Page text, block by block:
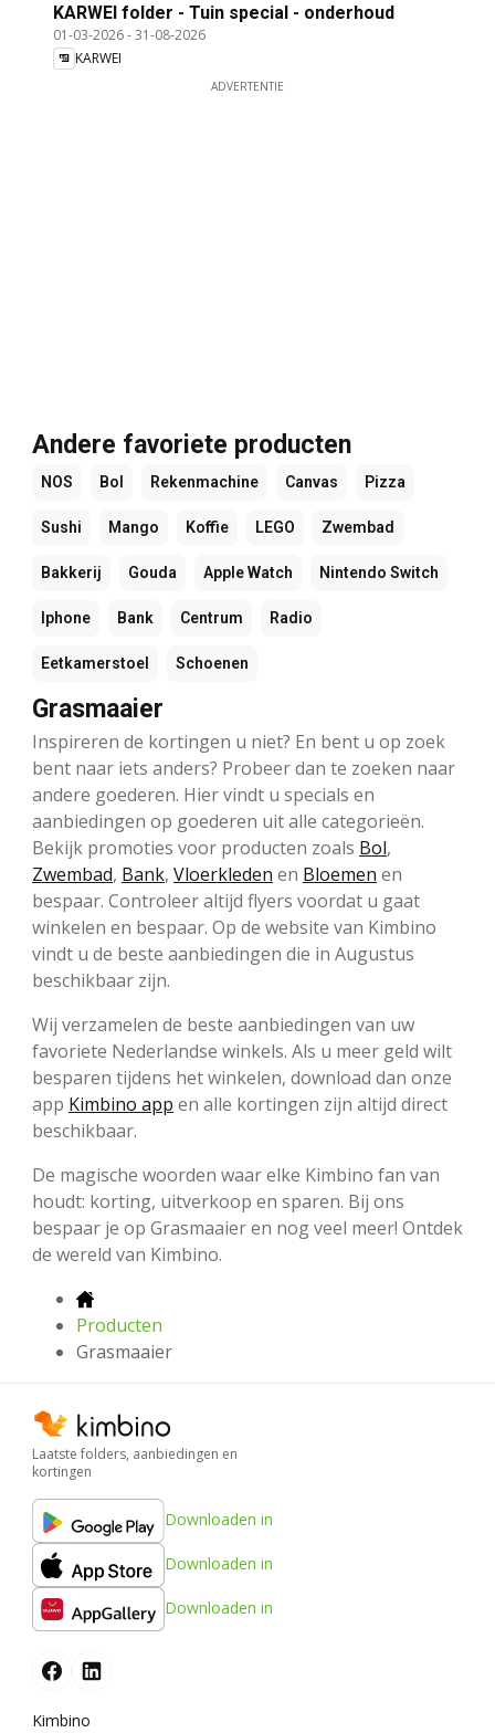
KARWEI folder - Tuin special - onderhoud
01-03-2026-31-08-2026
KARWEI
ADVERTENTIE
Andere favoriete producten
NOS Bol Rekenmachine Canvas Pizza
Sushi Mango Koffie LEGO Zwembad
Bakkerij Gouda Apple Watch Nintendo Switch
Iphone Bank Centrum Radio
Eetkamerstoel Schoenen
Grasmaaier
Inspireren de kortingen u niet? En bent u op zoek
bent naar iets anders? Probeer dan te zoeken naar
andere goederen. Hier vindt u specials en
aanbiedingen op goederen uit alle categorieën.
Bekijk promoties voor producten zoals Bol,
Zwembad, Bank, Vloerkleden en Bloemen en
bespaar. Controleer altijd flyers voordat u gaat
winkelen en bespaar. Op de website van Kimbino
vindt u de beste aanbiedingen die in Augustus
beschikbaar zijn.
Wij verzamelen de beste aanbiedingen van uw
favoriete Nederlandse winkels. Als u meer geld wilt
besparen tijdens het winkelen, download dan onze
app Kimbino app en alle kortingen zijn altijd direct
beschikbaar.
De magische woorden waar elke Kimbino fan van
houdt: korting, uitverkoop en sparen. Bij ons
bespaar je op Grasmaaier en nog veel meer! Ontdek
de wereld van Kimbino.
Producten
Grasmaaier
Laatste folders, aanbiedingen en
kortingen
Downloaden in
Downloaden in
Downloaden in
Kimbino